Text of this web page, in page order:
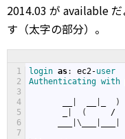
2014.03 が available
す（太字の部分）。
1
2
3
4
5
6
7
login as: ec2-user
Authenticating with
)
( /
\